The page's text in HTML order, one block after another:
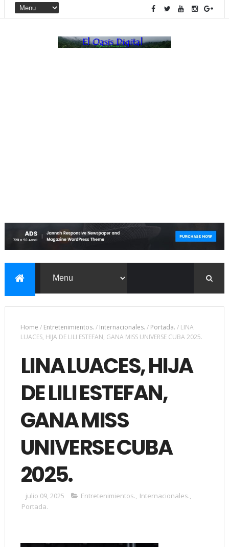
Home / Entretenimientos. / Internacionales. / Portada. / LINA
LUACES, HIJA DE LILI ESTEFAN, GANA MISS UNIVERSE CUBA 2025.
LINA LUACES, HIJA
DE LILI ESTEFAN,
GANA MISS
UNIVERSE CUBA
2025.
julio 09, 2025 Entretenimientos., Internacionales.,
Portada.